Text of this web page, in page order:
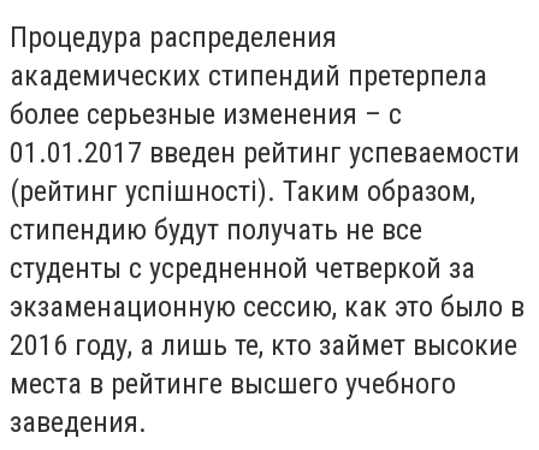
Процедура распределения
академических стипендий претерпела
более серьезные изменения – с
01.01.2017 введен рейтинг успеваемости
(рейтинг успішності). Таким образом,
стипендию будут получать не все
студенты с усредненной четверкой за
экзаменационную сессию, как это было в
2016 году, а лишь те, кто займет высокие
места в рейтинге высшего учебного
заведения.